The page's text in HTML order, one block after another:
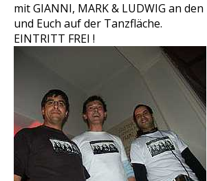
mit GIANNI, MARK & LUDWIG an
und Euch auf der Tanzfläche.
EINTRITT FREI !